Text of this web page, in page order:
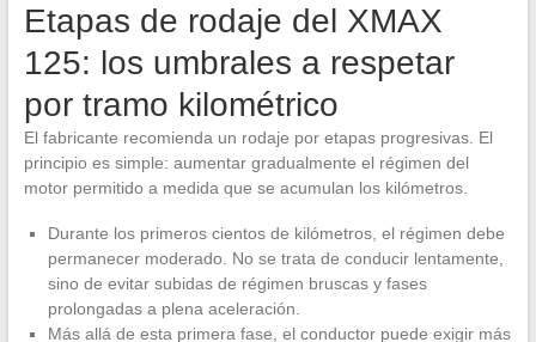
Etapas de rodaje del XMAX
125: los umbrales a respetar
por tramo kilométrico
El fabricante recomienda un rodaje por etapas progresivas. El
principio es simple: aumentar gradualmente el régimen del
motor permitido a medida que se acumulan los kilómetros.
Durante los primeros cientos de kilómetros, el régimen debe
permanecer moderado. No se trata de conducir lentamente,
sino de evitar subidas de régimen bruscas y fases
prolongadas a plena aceleración.
Más allá de esta primera fase, el conductor puede exigir más